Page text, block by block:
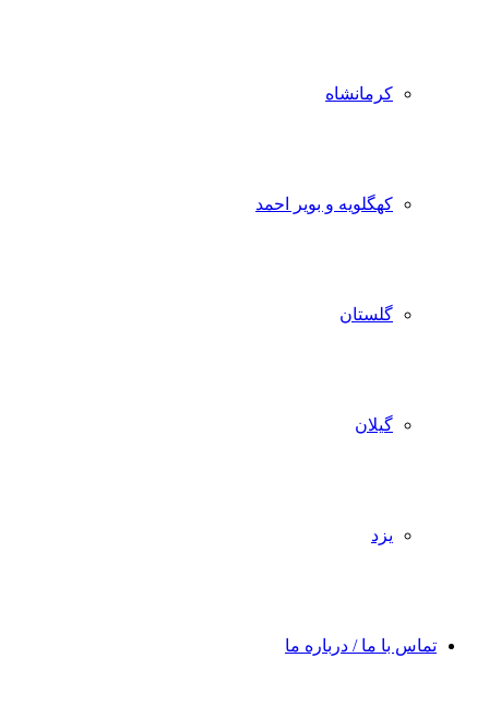
کرمانشاه
کهگلویه و بویر احمد
گلستان
گیلان
یزد
تماس با ما / درباره ما